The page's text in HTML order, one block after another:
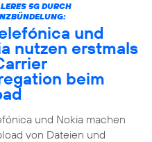
5G DURCH
und
nutzen erstmals
beim
und Nokia machen
von Dateien und